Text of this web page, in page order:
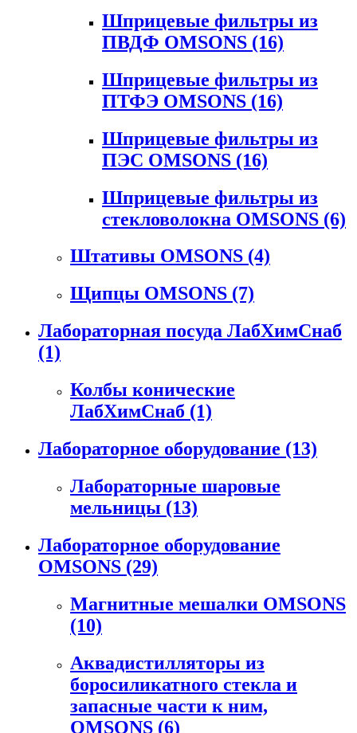
Шприцевые фильтры из
ПВДФ OMSONS (16)
Шприцевые фильтры из
ПТФЭ OMSONS (16)
Шприцевые фильтры из
ПЭС OMSONS (16)
Шприцевые фильтры из
стекловолокна OMSONS (6)
Штативы OMSONS (4)
Щипцы OMSONS (7)
Лабораторная посуда ЛабХимСнаб
(1)
Колбы конические
ЛабХимСнаб (1)
Лабораторное оборудование (13)
Лабораторные шаровые
мельницы (13)
Лабораторное оборудование
OMSONS (29)
Магнитные мешалки OMSONS
(10)
Аквадистилляторы из
боросиликатного стекла и
запасные части к ним,
OMSONS (6)